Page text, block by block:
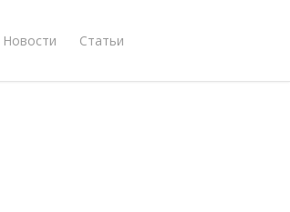
Новости Статьи